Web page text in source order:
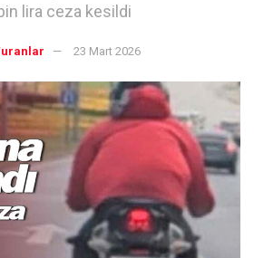
lira ceza kesildi
23 Mart 2026